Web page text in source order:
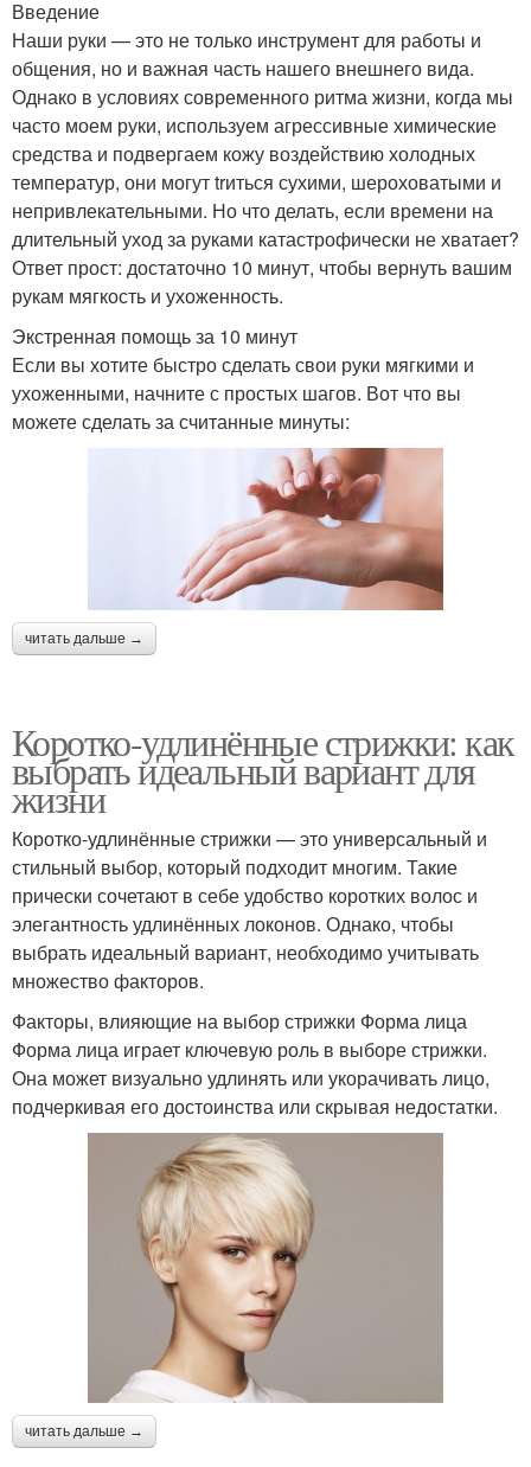
Введение
Наши руки — это не только инструмент для работы и
общения, но и важная часть нашего внешнего вида.
Однако в условиях современного ритма жизни, когда мы
часто моем руки, используем агрессивные химические
средства и подвергаем кожу воздействию холодных
температур, они могут trиться сухими, шероховатыми и
непривлекательными. Но что делать, если времени на
длительный уход за руками катастрофически не хватает?
Ответ прост: достаточно 10 минут, чтобы вернуть вашим
рукам мягкость и ухоженность.
Экстренная помощь за 10 минут
Если вы хотите быстро сделать свои руки мягкими и
ухоженными, начните с простых шагов. Вот что вы
можете сделать за считанные минуты:
читать дальше →
Коротко-удлинённые стрижки: как
выбрать идеальный вариант для
жизни
Коротко-удлинённые стрижки — это универсальный и
стильный выбор, который подходит многим. Такие
прически сочетают в себе удобство коротких волос и
элегантность удлинённых локонов. Однако, чтобы
выбрать идеальный вариант, необходимо учитывать
множество факторов.
Факторы, влияющие на выбор стрижки Форма лица
Форма лица играет ключевую роль в выборе стрижки.
Она может визуально удлинять или укорачивать лицо,
подчеркивая его достоинства или скрывая недостатки.
читать дальше →